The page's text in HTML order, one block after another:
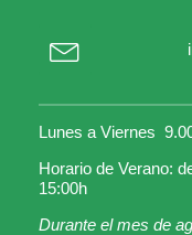
Lunes a Viernes
Horario de Verano:
15:00h
Durante el mes de